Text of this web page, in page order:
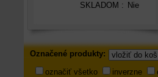
SKLADOM : Nie
Označené
produkty
Označené produkty:
označiť všetko
inverzne